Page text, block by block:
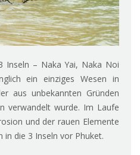
Inseln – Naka Yai, Naka Noi
ein einziges Wesen in
aus unbekannten Gründen
verwandelt wurde. Im Laufe
und der rauen Elemente
in die 3 Inseln vor Phuket.